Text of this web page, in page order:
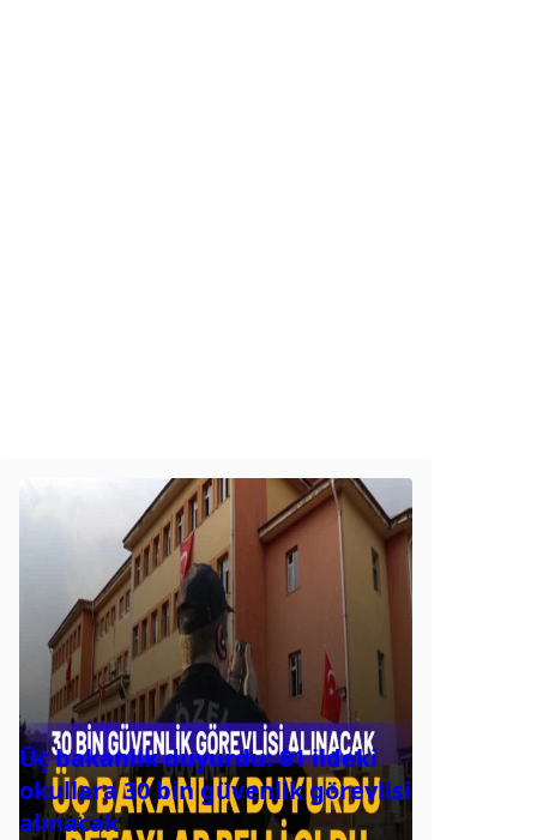
Üç bakanlık duyurdu: 81 ildeki
okullara 30 bin güvenlik görevlisi
alınacak